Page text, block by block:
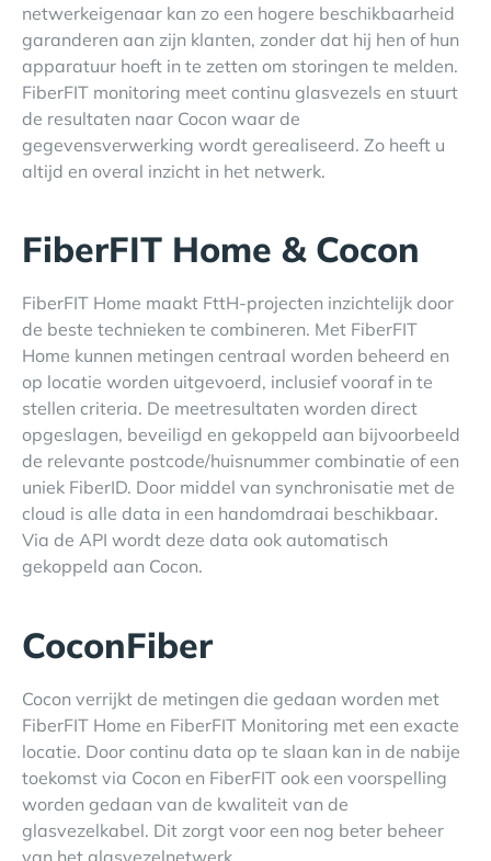
netwerkeigenaar kan zo een hogere beschikbaarheid
garanderen aan zijn klanten, zonder dat hij hen of hun
apparatuur hoeft in te zetten om storingen te melden.
FiberFIT monitoring meet continu glasvezels en stuurt
de resultaten naar Cocon waar de
gegevensverwerking wordt gerealiseerd. Zo heeft u
altijd en overal inzicht in het netwerk.
FiberFIT Home & Cocon
FiberFIT Home maakt FttH-projecten inzichtelijk door
de beste technieken te combineren. Met FiberFIT
Home kunnen metingen centraal worden beheerd en
op locatie worden uitgevoerd, inclusief vooraf in te
stellen criteria. De meetresultaten worden direct
opgeslagen, beveiligd en gekoppeld aan bijvoorbeeld
de relevante postcode/huisnummer combinatie of een
uniek FiberID. Door middel van synchronisatie met de
cloud is alle data in een handomdraai beschikbaar.
Via de API wordt deze data ook automatisch
gekoppeld aan Cocon.
CoconFiber
Cocon verrijkt de metingen die gedaan worden met
FiberFIT Home en FiberFIT Monitoring met een exacte
locatie. Door continu data op te slaan kan in de nabije
toekomst via Cocon en FiberFIT ook een voorspelling
worden gedaan van de kwaliteit van de
glasvezelkabel. Dit zorgt voor een nog beter beheer
van het glasvezelnetwerk.